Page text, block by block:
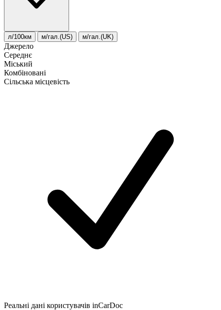
л/100км м/гал.(US) м/гал.(UK)
Джерело
Середнє
Міський
Комбіновані
Сільська місцевість
Реальні дані користувачів inCarDoc